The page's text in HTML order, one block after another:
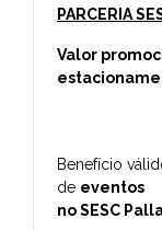
PARCERIA
Valor
Benefício
de eventos
no SESC